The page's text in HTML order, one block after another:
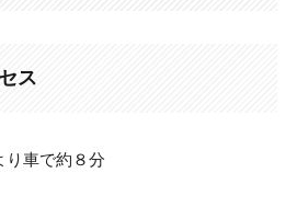
ス
り車で約８分